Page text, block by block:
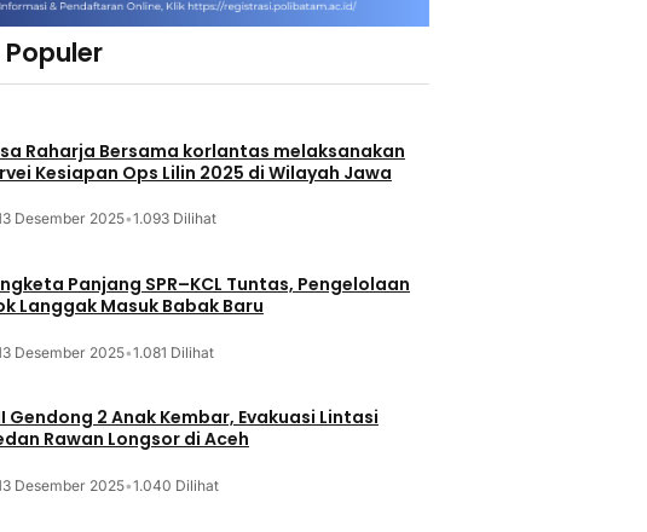
Raharja Bersama korlantas melaksanakan
Kesiapan Ops Lilin 2025 di Wilayah Jawa
Desember 2025•1.093 Dilihat
Panjang SPR–KCL Tuntas, Pengelolaan
Langgak Masuk Babak Baru
Desember 2025•1.081 Dilihat
Gendong 2 Anak Kembar, Evakuasi Lintasi
Rawan Longsor di Aceh
Desember 2025•1.040 Dilihat